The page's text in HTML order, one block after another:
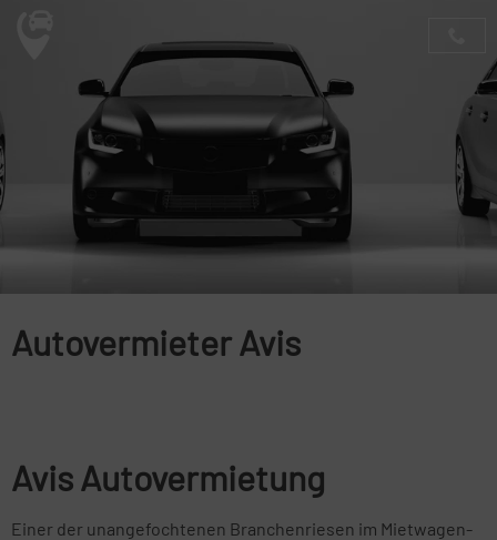
Autovermieter Avis
Avis Autovermietung
Einer der unangefochtenen Branchenriesen im Mietwagen-